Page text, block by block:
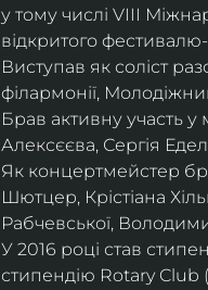
у тому числі VIII
відкритого
Виступав як соліст
філармонії,
Брав активну участь
Алексєєва, Сергія
Як концертмейстер
Шютцер, Крістіана
Рабчевської,
У 2016 році став
стипендію Rotary Club